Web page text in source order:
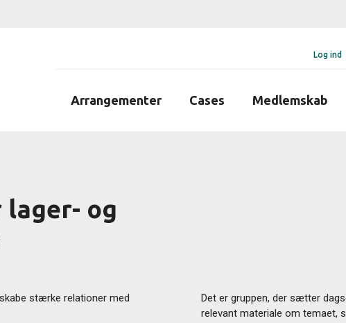
Log ind
Arrangementer Cases Medlemskab
og
stærke relationer med
Det er gruppen, der sætter
relevant materiale om temaet,